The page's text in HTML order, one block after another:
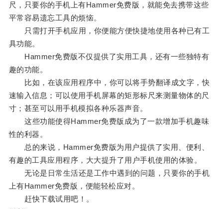
尺，只要你的手机上有Hammer免费版，就能免去携带这些
平常容易遗忘工具的烦恼。
只需打开手机应用，你便能方便快捷地使用各种已有工
具功能。
Hammer免费版不仅提供了实用工具，还有一些独特有
趣的功能。
比如，在该应用程序中，你可以将手势翻译成文字，快
速输入信息；可以使用手机屏幕的矩形标尺来测量物体的尺
寸；甚至可以用手机模拟各种乐器声音。
这些功能使得Hammer免费版成为了一款增加手机趣味
性的利器。
总的来说，Hammer免费版为用户提供了实用、便利、
有趣的工具应用程序，大大提升了用户手机使用的体验。
无论是日常生活还是工作中遇到的问题，只要你的手机
上有Hammer免费版，便能轻松应对。
赶快下载试用吧！。